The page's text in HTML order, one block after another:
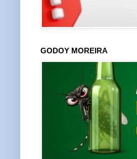
GODOY MOREIRA